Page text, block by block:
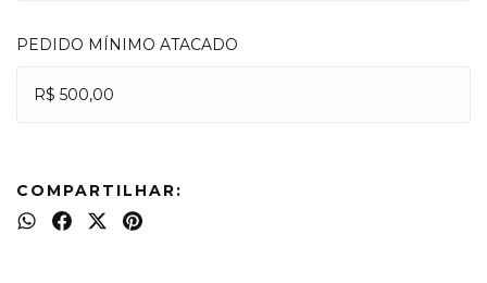
PEDIDO MÍNIMO ATACADO
R$ 500,00
COMPARTILHAR: